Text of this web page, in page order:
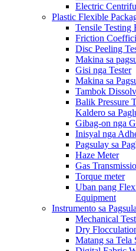
Electric
Plastic Flexible
Tensile Testing
Friction
Disc Peeling
Makina sa
Gisi nga Tester
Makina sa
Tambok
Balik Pressure
Kaldero sa
Gibag-on nga
Inisyal nga
Pagsulay sa
Haze Meter
Gas
Torque meter
Uban pang
Equipment
Instrumento sa
Mechanical
Dry
Matang sa Tela